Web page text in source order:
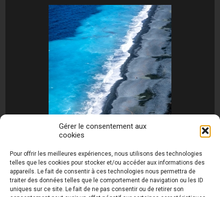
Gérer le consentement aux
cookies
Pour offrir les meilleures expériences, nous utilisons des technologies
telles que les cookies pour stocker et/ou accéder aux informations des
appareils. Le fait de consentir à ces technologies nous permettra de
traiter des données telles que le comportement de navigation ou les ID
uniques sur ce site. Le fait de ne pas consentir ou de retirer son